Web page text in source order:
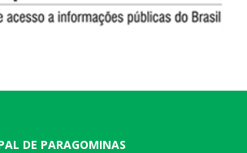
DE PARAGOMINAS